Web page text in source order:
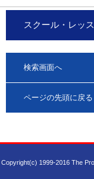
スクール・レッ
検索画面へ
ページの先頭に戻る
Copyright(c) 1999-2016 The